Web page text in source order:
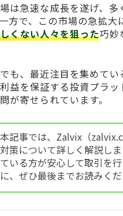
は急速な成長を遂げ、
方で、この市場の急拡大
くない人々を狙った巧妙
も、最近注目を集めてい
益を保証する投資プラ
が寄せられています。
本記事では、Zalvix（
対策について詳しく解説し
ている方が安心して取引を
に、ぜひ最後までお読みくだ